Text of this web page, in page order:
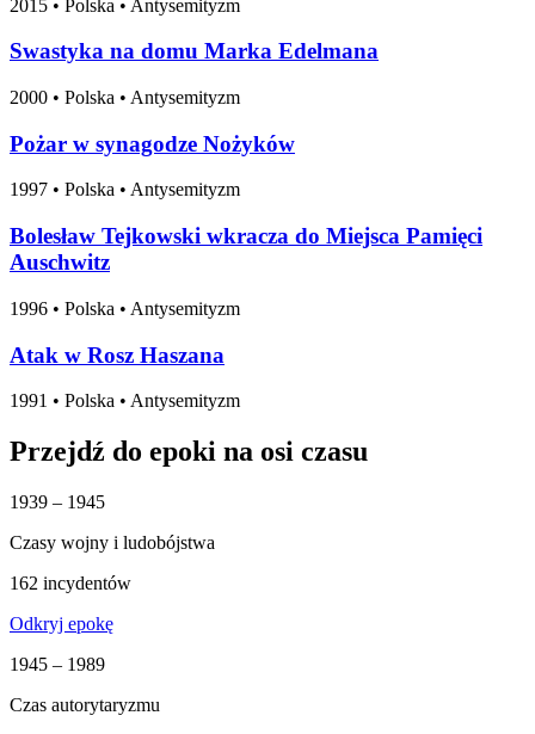
2015 • Polska • Antysemityzm
Swastyka na domu Marka Edelmana
2000 • Polska • Antysemityzm
Pożar w synagodze Nożyków
1997 • Polska • Antysemityzm
Bolesław Tejkowski wkracza do Miejsca Pamięci
Auschwitz
1996 • Polska • Antysemityzm
Atak w Rosz Haszana
1991 • Polska • Antysemityzm
Przejdź do epoki na osi czasu
1939 – 1945
Czasy wojny i ludobójstwa
162 incydentów
Odkryj epokę
1945 – 1989
Czas autorytaryzmu